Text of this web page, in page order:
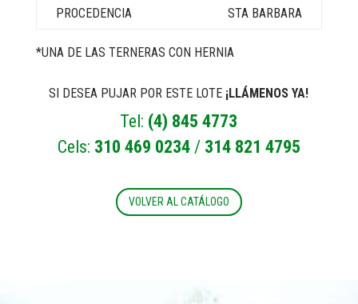
STA BARBARA
*UNA DE LAS TERNERAS CON HERNIA
SI DESEA PUJAR POR ESTE LOTE ¡LLÁMENOS YA!
Tel: (4) 845 4773
Cels: 310 469 0234/ 314 821 4795
VOLVER AL CATÁLOGO